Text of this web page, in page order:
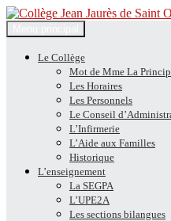
Collège Jean
Ouen
Recherche
au
contenu
Le Collège
Mot de Mme La
Les Horaires
Les Personnels
Le Conseil
L’Infirmerie
L’Aide aux Familles
Historique
L’enseignement
La SEGPA
L’UPE2A
Les sections bilangues